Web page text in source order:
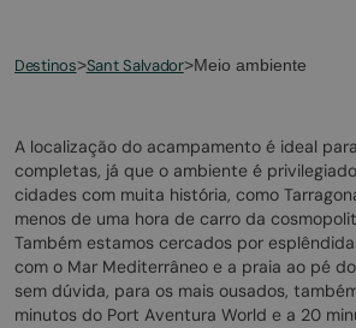
Destinos>Sant Salvador>Meio ambiente
A localização do acampamento é ideal
completas, já que o ambiente é
cidades com muita história, como
menos de uma hora de carro da
Também estamos cercados por
com o Mar Mediterrâneo e a praia ao pé
sem dúvida, para os mais ousados,
minutos do Port Aventura World e a 20